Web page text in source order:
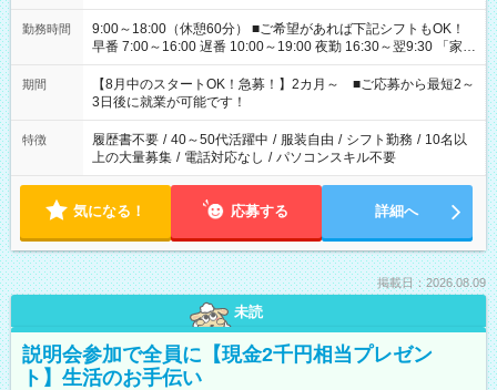
勤務時間
9:00～18:00（休憩60分） ■ご希望があれば下記シフトもOK！
早番 7:00～16:00 遅番 10:00～19:00 夜勤 16:30～翌9:30 「家族
と休みを合わせたい」 「余裕を持って夕飯の準備がしたい」
「できれば残業はしたくない」 など、ご希望を教えてください
ね。 ※Wワーク希望の方へ 今ご覧のお仕事で希望する勤務時間
と、もう1つのお仕事の勤務時間。 合計で週40時間を超える場
合は応募できません。
期間
【8月中のスタートOK！急募！】2カ月～ ■ご応募から最短2～
3日後に就業が可能です！
特徴 履歴書不要 / 40～50代活躍中 / 服装自由 / シフト勤務 / 10名以
上の大量募集 / 電話対応なし / パソコンスキル不要
気になる！ 応募する 詳細へ
掲載日：2026.08.09
未読
説明会参加で全員に【現金2千円相当プレゼン
ト】生活のお手伝い